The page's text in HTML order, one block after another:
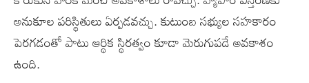
అనుకూల పరిస్థితులు ఏర్పడవచ్చు. కుటుంబ సభ్యుల సహకారం
పెరగడంతో పాటు ఆర్థిక స్థిరత్వం కూడా మెరుగుపడే అవకాశం
ఉంది.